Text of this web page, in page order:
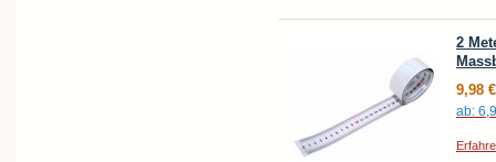
2
9,98 €
ab: